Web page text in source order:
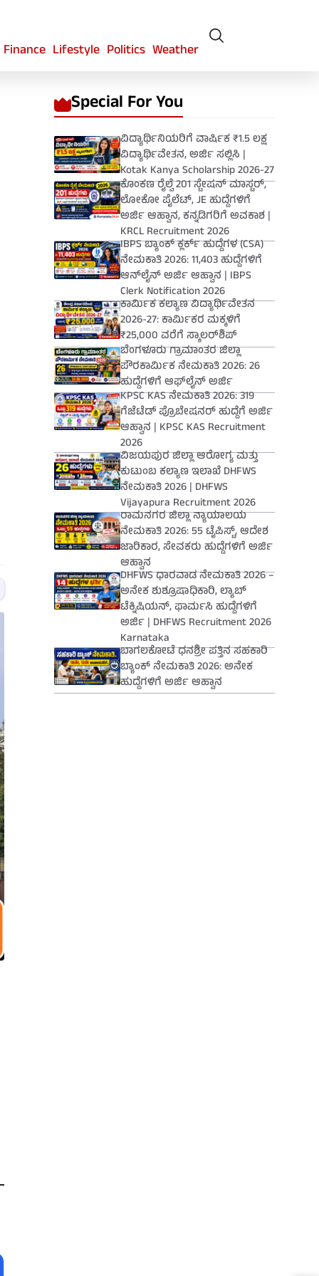
Finance Lifestyle Politics Weather
Special For You
ವಿದ್ಯಾರ್ಥಿನಿಯರಿಗೆ ವಾರ್ಷಿಕ ₹1.5 ಲಕ್ಷ
ವಿದ್ಯಾರ್ಥಿವೇತನ, ಅರ್ಜಿ ಸಲ್ಲಿಸಿ |
Kotak Kanya Scholarship 2026-27
ಕೊಂಕಣ ರೈಲ್ವೆ 201 ಸ್ಟೇಷನ್ ಮಾಸ್ಟರ್,
ಲೋಕೋ ಪೈಲೆಟ್, JE ಹುದ್ದೆಗಳಿಗೆ
ಅರ್ಜಿ ಆಹ್ವಾನ, ಕನ್ನಡಿಗರಿಗೆ ಅವಕಾಶ |
KRCL Recruitment 2026
IBPS ಬ್ಯಾಂಕ್ ಕ್ಲರ್ಕ್ ಹುದ್ದೆಗಳ (CSA)
ನೇಮಕಾತಿ 2026: 11,403 ಹುದ್ದೆಗಳಿಗೆ
ಆನ್‌ಲೈನ್ ಅರ್ಜಿ ಆಹ್ವಾನ | IBPS
Clerk Notification 2026
ಕಾರ್ಮಿಕ ಕಲ್ಯಾಣ ವಿದ್ಯಾರ್ಥಿವೇತನ
2026-27: ಕಾರ್ಮಿಕರ ಮಕ್ಕಳಿಗೆ
₹25,000 ವರೆಗೆ ಸ್ಕಾಲರ್‌ಶಿಪ್
ಬೆಂಗಳೂರು ಗ್ರಾಮಾಂತರ ಜಿಲ್ಲಾ
ಪೌರಕಾರ್ಮಿಕ ನೇಮಕಾತಿ 2026: 26
ಹುದ್ದೆಗಳಿಗೆ ಆಫ್‌ಲೈನ್ ಅರ್ಜಿ
KPSC KAS ನೇಮಕಾತಿ 2026: 319
ಗೆಜೆಟೆಡ್ ಪ್ರೊಬೇಷನರ್ ಹುದ್ದೆಗೆ ಅರ್ಜಿ
ಆಹ್ವಾನ | KPSC KAS Recruitment
2026
ವಿಜಯಪುರ ಜಿಲ್ಲಾ ಆರೋಗ್ಯ ಮತ್ತು
ಕುಟುಂಬ ಕಲ್ಯಾಣ ಇಲಾಖೆ DHFWS
ನೇಮಕಾತಿ 2026 | DHFWS
Vijayapura Recruitment 2026
ರಾಮನಗರ ಜಿಲ್ಲಾ ನ್ಯಾಯಾಲಯ
ನೇಮಕಾತಿ 2026: 55 ಟೈಪಿಸ್ಟ್, ಆದೇಶ
ಜಾರಿಕಾರ, ಸೇವಕರು ಹುದ್ದೆಗಳಿಗೆ ಅರ್ಜಿ
ಆಹ್ವಾನ
DHFWS ಧಾರವಾಡ ನೇಮಕಾತಿ 2026 –
ಅನೇಕ ಶುಶ್ರೂಷಾಧಿಕಾರಿ, ಲ್ಯಾಬ್
ಟೆಕ್ನಿಷಿಯನ್, ಫಾರ್ಮಸಿ ಹುದ್ದೆಗಳಿಗೆ
ಅರ್ಜಿ | DHFWS Recruitment 2026
Karnataka
ಬಾಗಲಕೋಟೆ ಧನಶ್ರೀ ಪತ್ತಿನ ಸಹಕಾರಿ
ಬ್ಯಾಂಕ್ ನೇಮಕಾತಿ 2026: ಅನೇಕ
ಹುದ್ದೆಗಳಿಗೆ ಅರ್ಜಿ ಆಹ್ವಾನ